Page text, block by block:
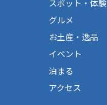
スポット・体験
グルメ
お土産・逸品
イベント
泊まる
アクセス